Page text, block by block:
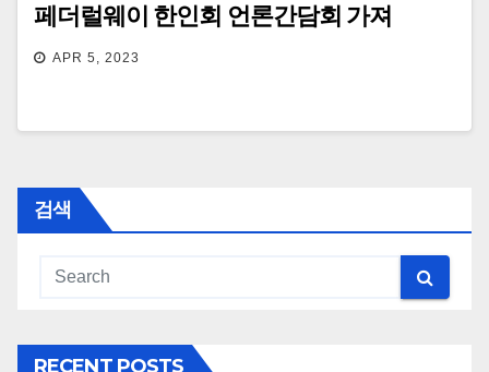
페더럴웨이 한인회 언론간담회 가져
APR 5, 2023
검색
RECENT POSTS